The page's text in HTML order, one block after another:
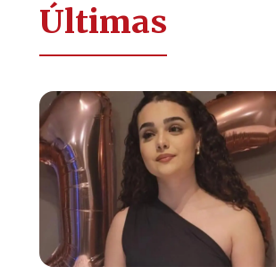
Últimas